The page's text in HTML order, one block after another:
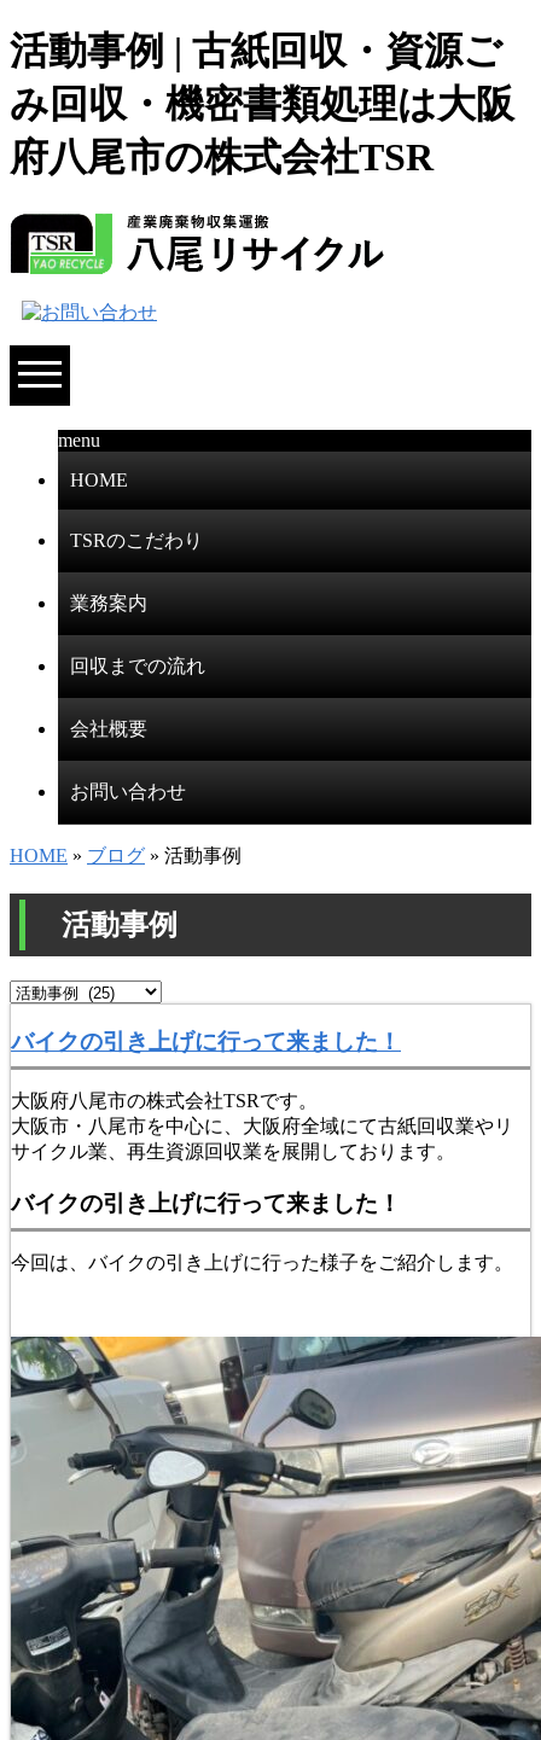
活動事例 | 古紙回収・資源ご
み回収・機密書類処理は大阪
府八尾市の株式会社TSR
menu
HOME
TSRのこだわり
業務案内
回収までの流れ
会社概要
お問い合わせ
HOME » ブログ » 活動事例
活動事例
バイクの引き上げに行って来ました！
大阪府八尾市の株式会社TSRです。
大阪市・八尾市を中心に、大阪府全域にて古紙回収業やリ
サイクル業、再生資源回収業を展開しております。
バイクの引き上げに行って来ました！
今回は、バイクの引き上げに行った様子をご紹介します。